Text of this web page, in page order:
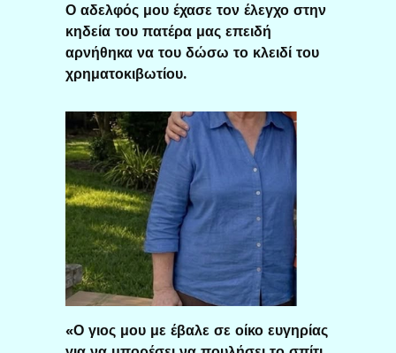
Ο αδελφός μου έχασε τον έλεγχο στην
κηδεία του πατέρα μας επειδή
αρνήθηκα να του δώσω το κλειδί του
χρηματοκιβωτίου.
«Ο γιος μου με έβαλε σε οίκο ευγηρίας